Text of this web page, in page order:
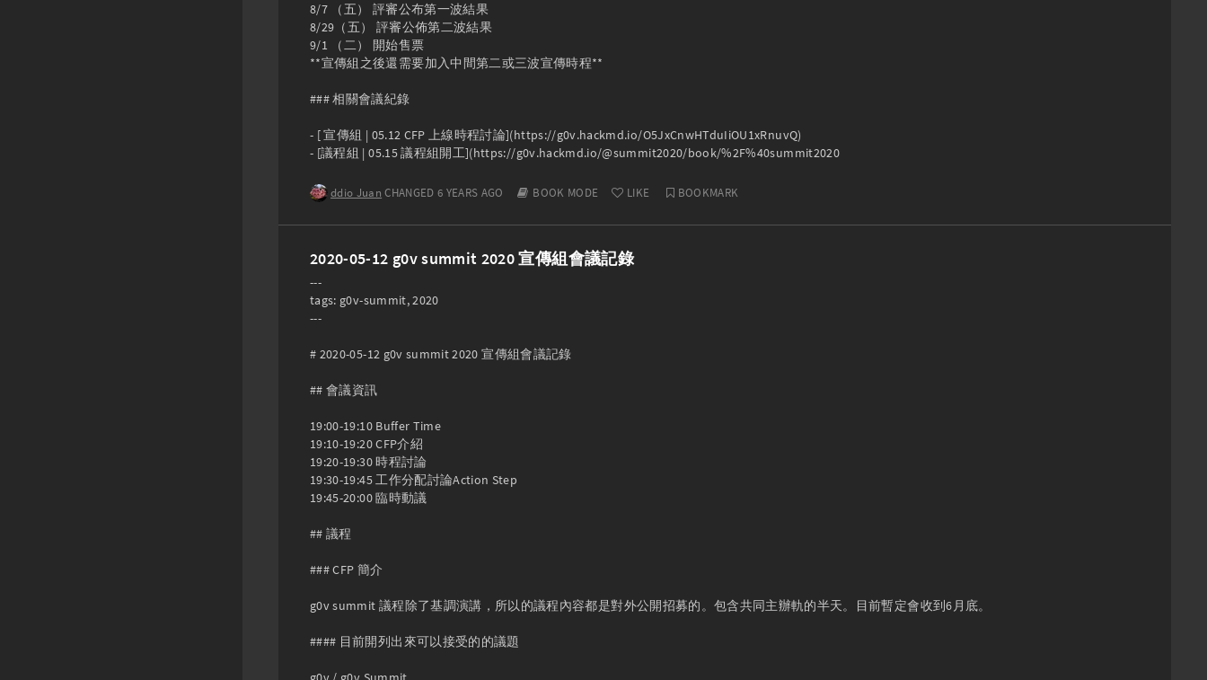
8/7 （五） 評審公布第一波結果
8/29（五） 評審公佈第二波結果
9/1 （二） 開始售票
**宣傳組之後還需要加入中間第二或三波宣傳時程**
### 相關會議紀錄
- [ 宣傳組 | 05.12 CFP 上線時程討論](https://g0v.hackmd.io/O5JxCnwHTduIiOU1xRnuvQ)
- [議程組 | 05.15 議程組開工](https://g0v.hackmd.io/@summit2020/book/%2F%40summit2020
ddio Juan CHANGED 6 YEARS AGO BOOK MODE LIKE BOOKMARK
2020-05-12 g0v summit 2020 宣傳組會議記錄
---
tags: g0v-summit, 2020
---
# 2020-05-12 g0v summit 2020 宣傳組會議記錄
## 會議資訊
19:00-19:10 Buffer Time
19:10-19:20 CFP介紹
19:20-19:30 時程討論
19:30-19:45 工作分配討論Action Step
19:45-20:00 臨時動議
## 議程
### CFP 簡介
g0v summit 議程除了基調演講，所以的議程內容都是對外公開招募的。包含共同主辦軌的半天。目前暫定會收到6月底。
#### 目前開列出來可以接受的的議題